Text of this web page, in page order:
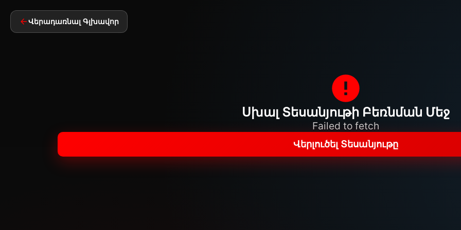
Վերադառնալ Գլխավոր
Սխալ Տեսանյութի Բեռնման Մեջ
Failed to fetch
Վերլուծել Տեսանյութը